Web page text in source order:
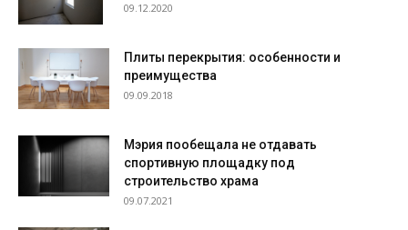
09.12.2020
Плиты перекрытия: особенности и
преимущества
09.09.2018
Мэрия пообещала не отдавать
спортивную площадку под
строительство храма
09.07.2021